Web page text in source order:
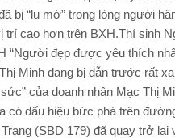
bị “lu mờ” trong lòng người
trí cao hơn trên BXH.Thí sinh
“Người đẹp được yêu thích
Minh đang bị dẫn trước rất
của doanh nhân Mạc Thị
có dấu hiệu bức phá trên
(SBD 179) đã quay trở